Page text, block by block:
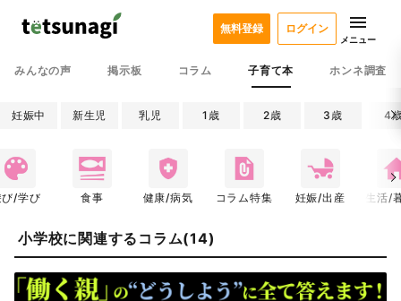
みんなの声 掲示板 コラム 子育て本 ホンネ調査
無料登録 ログイン
メニュー
妊娠中 新生児 乳児 1歳 2歳 3歳 4
び/学び 食事 健康/病気 コラム特集 妊娠/出産 生活/
小学校に関連するコラム(14)